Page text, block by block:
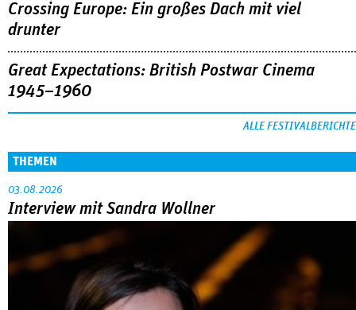
Crossing Europe: Ein großes Dach mit viel
drunter
Great Expectations: British Postwar Cinema
1945–1960
ALLE FESTIVALBERICHTE
THEMEN
03.08.2026
Interview mit Sandra Wollner